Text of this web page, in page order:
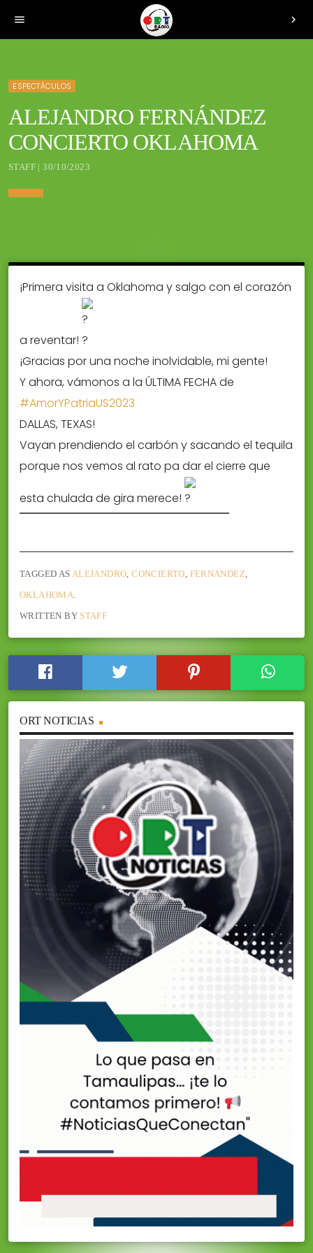
menu chevron_right
ESPECTÁCULOS
ALEJANDRO FERNÁNDEZ
CONCIERTO OKLAHOMA
STAFF | 30/10/2023
¡Primera visita a Oklahoma y salgo con el corazón
a reventar!
¡Gracias por una noche inolvidable, mi gente!
Y ahora, vámonos a la ÚLTIMA FECHA de
#AmorYPatriaUS2023
DALLAS, TEXAS!
Vayan prendiendo el carbón y sacando el tequila
porque nos vemos al rato pa dar el cierre que
esta chulada de gira merece!
TAGGED AS ALEJANDRO ,CONCIERTO FERNANDEZ
OKLAHOMA
WRITTEN BY STAFF
ORT NOTICIAS